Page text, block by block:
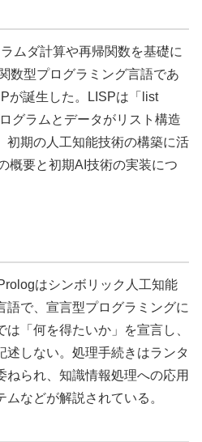
ムダ計算や再帰関数を基礎に
数型プログラミング言語であ
が誕生した。LISPは「list
グラムとデータがリスト構造
初期の人工知能技術の構築に活
概要と初期AI技術の実装につ
はシンボリック人工知能
語で、宣言型プログラミングに
「何を得たいか」を宣言し、
述しない。処理手続きはランタ
ねられ、知識情報処理への応用
などが解説されている。